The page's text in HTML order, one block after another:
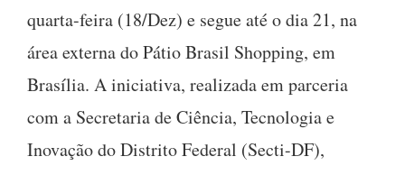
quarta-feira (18/Dez) e segue até o dia 21, na
área externa do Pátio Brasil Shopping, em
Brasília. A iniciativa, realizada em parceria
com a Secretaria de Ciência, Tecnologia e
Inovação do Distrito Federal (Secti-DF),